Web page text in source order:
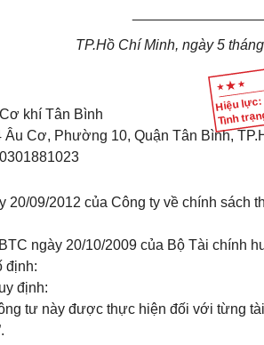
Hiệu
Tình
TP.Hồ Chí Minh, ngày 5
khí Tân Bình
Cơ, Phường 10, Quận Tân Bình,
20/09/2012 của Công ty về chính sách
ngày 20/10/2009 của Bộ Tài chính
định:
định:
tư này được thực hiện đối với từng